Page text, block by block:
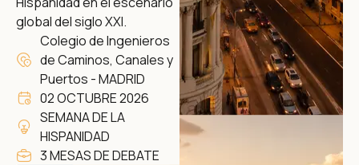
global del siglo XXI.
Colegio de Ingenieros
de Caminos, Canales y
Puertos - MADRID
02 OCTUBRE 2026
SEMANA DE LA
HISPANIDAD
3 MESAS DE DEBATE